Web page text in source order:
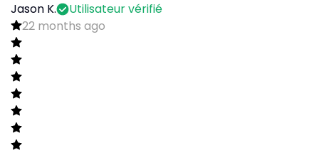
Jason K.
Utilisateur vérifié
22 months ago